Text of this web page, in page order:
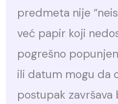
predmeta nije
već papir koji
pogrešno
ili datum mogu da
postupak završava